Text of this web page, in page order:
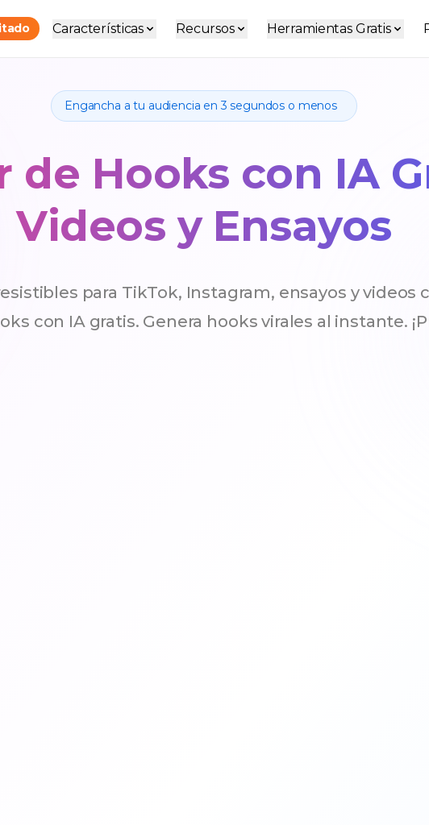
Características Recursos Herramientas Gratis
Engancha a tu audiencia en 3 segundos o menos
de Hooks con IA
Videos y Ensayos
para TikTok, Instagram, ensayos y videos
con IA gratis. Genera hooks virales al instante.